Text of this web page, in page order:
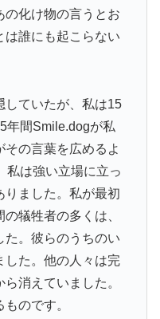
の化け物の言うとお
は誰にも起こらない
していたが、私は15
年間Smile.dogが私
の言葉を広めるよ
私は強い立場に立っ
りました。私が最初
犠牲者の多くは、
た。彼らのうちのい
した。他の人々は完
消えていました。
のです。